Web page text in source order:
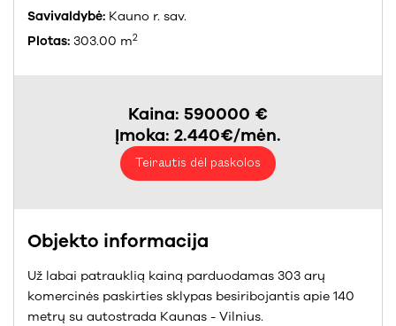
Savivaldybė: Kauno r. sav.
Plotas: 303.00 m2
Kaina: 590000 €
Įmoka: 2.440€/mėn.
Teirautis dėl paskolos
Objekto informacija
Už labai patrauklią kainą parduodamas 303 arų
komercinės paskirties sklypas besiribojantis apie 140
metrų su autostrada Kaunas - Vilnius.